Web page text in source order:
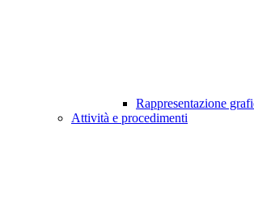
Rappresentazione
Attività e procedimenti